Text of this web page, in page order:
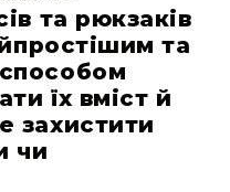
та рюкзаків
та
їх вміст й
захистити
чи